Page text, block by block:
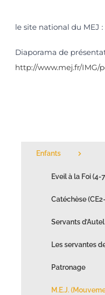
le site national du MEJ :
Diaporama de
http://www.mej.fr/IMG/
Enfants
Eveil à la Foi (4-
Catéchèse
Servants d’Autel
Les servantes
Patronage
M.E.J.